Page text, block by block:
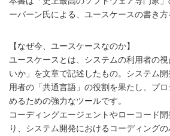
ーバーン氏による、ユースケースの書き方
【なぜ今、ユースケースなのか】
ユースケースとは、システムの利用者の
いか」を文章で記述したもの。システム
用者の「共通言語」の役割を果たし、プ
めるための強力なツールです。
コーディングエージェントやローコード
り、システム開発におけるコーディング